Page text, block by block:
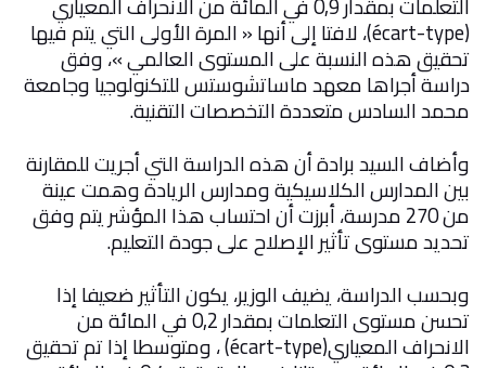
(écart-type)، لافتا إلى أنها « المرة الأولى التي يتم فيها
تحقيق هذه النسبة على المستوى العالمي »، وفق
دراسة أجراها معهد ماساتشوستس للتكنولوجيا وجامعة
محمد السادس متعددة التخصصات التقنية.
وأضاف السيد برادة أن هذه الدراسة التي أجريت للمقارنة
بين المدارس الكلاسيكية ومدارس الريادة وهمت عينة
من 270 مدرسة، أبرزت أن احتساب هذا المؤشر يتم وفق
تحديد مستوى تأثير الإصلاح على جودة التعليم.
وبحسب الدراسة، يضيف الوزير، يكون التأثير ضعيفا إذا
تحسن مستوى التعلمات بمقدار 0,2 في المائة من
الانحراف المعياري(écart-type)، ومتوسطا إذا تم تحقيق